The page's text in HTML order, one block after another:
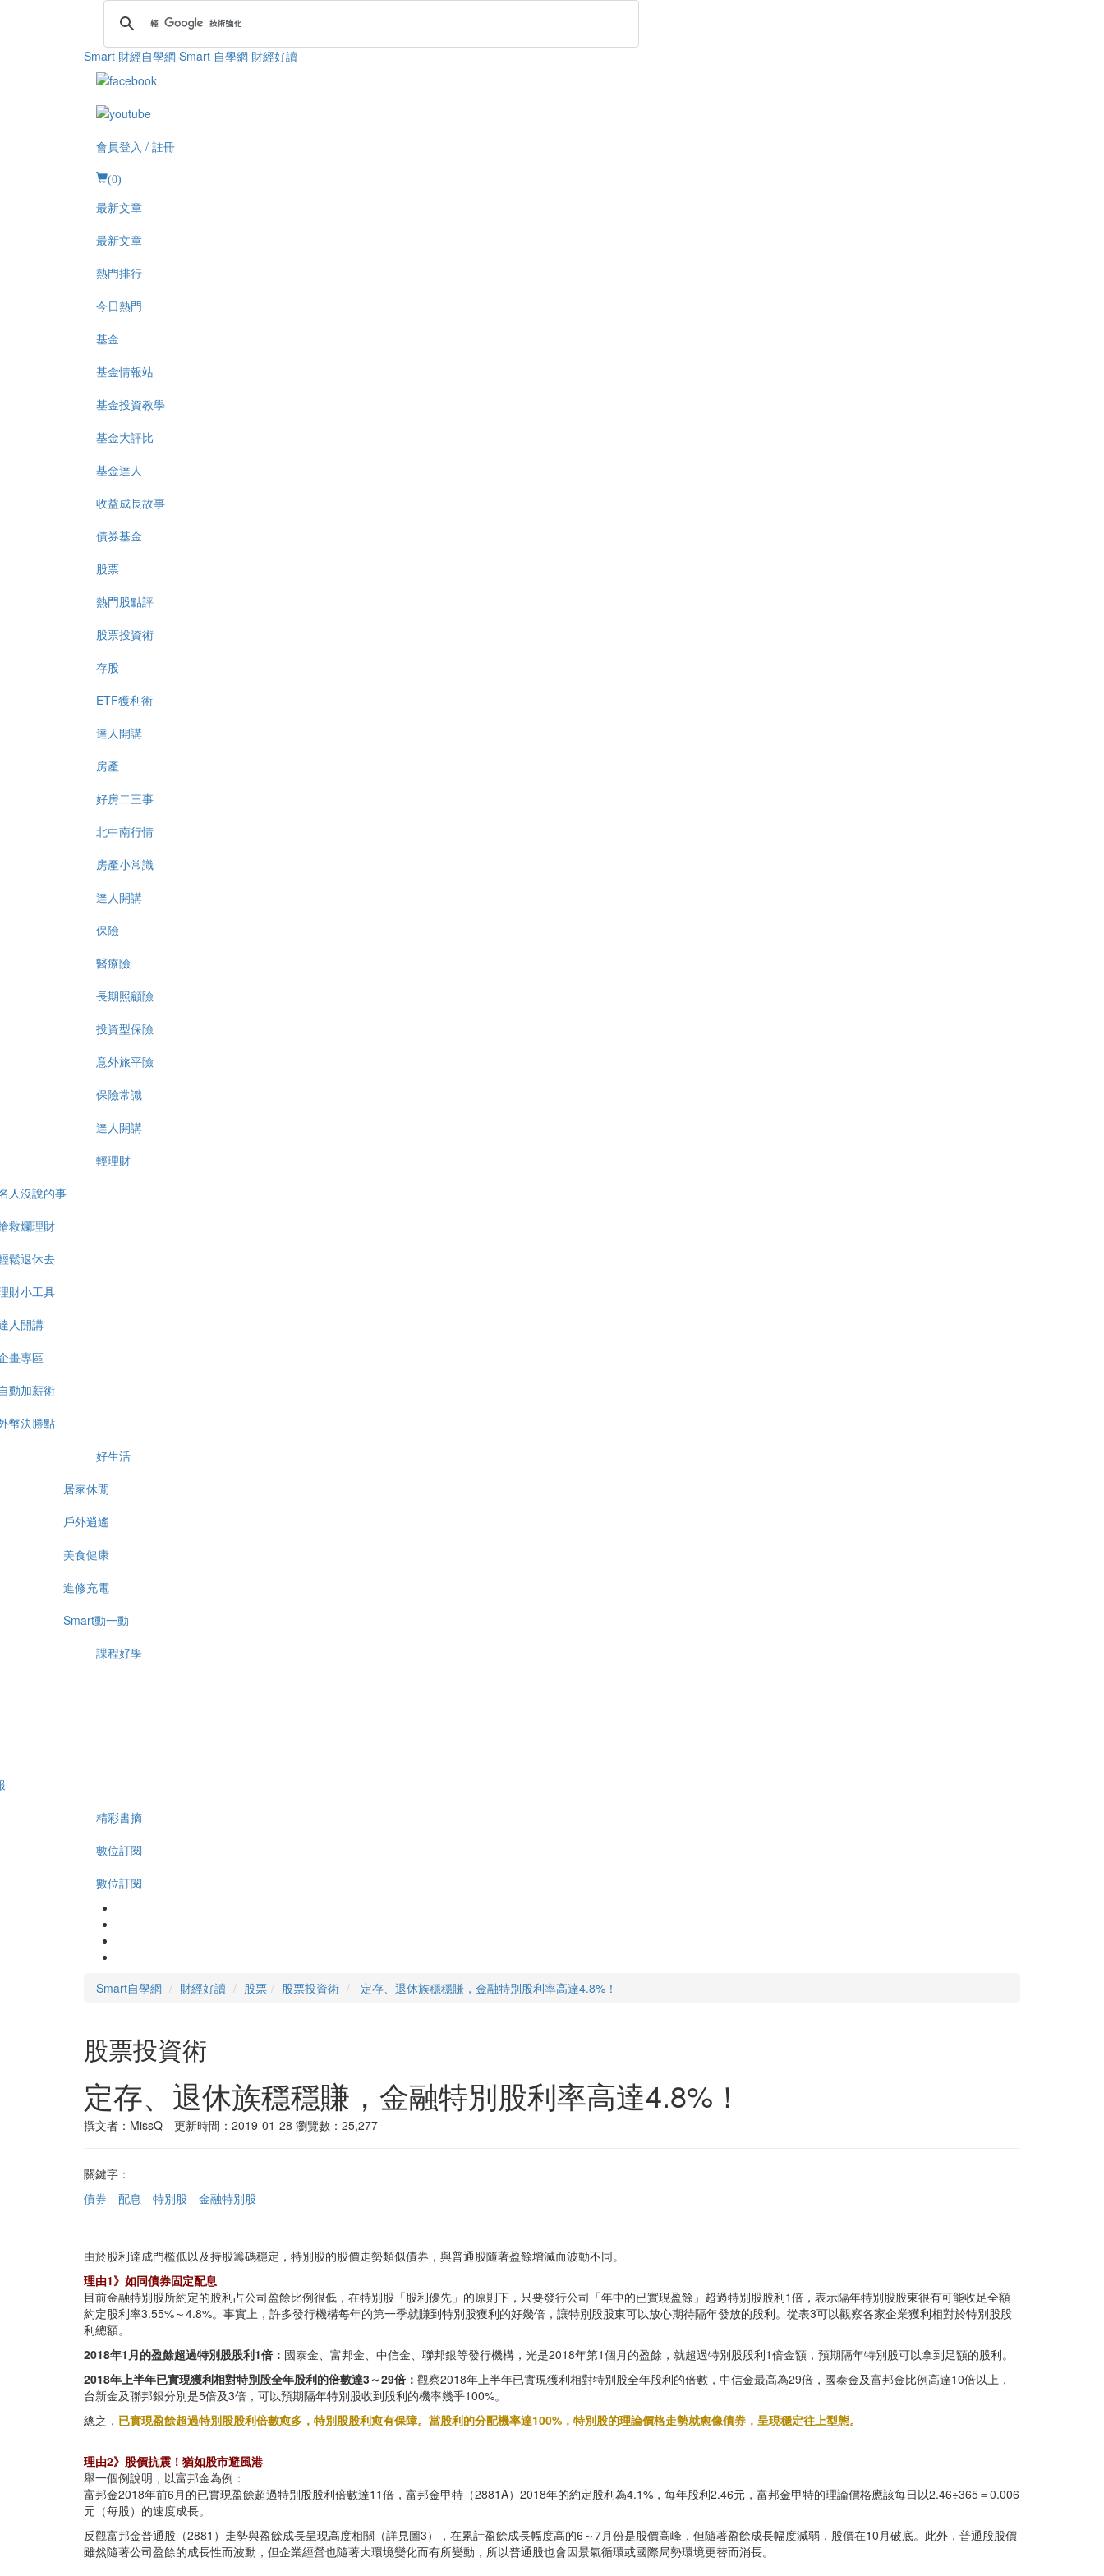
Smart 財經自學網 Smart 自學網 財經好讀
會員登入 / 註冊
(0)
最新文章
最新文章
熱門排行
今日熱門
基金
基金情報站
基金投資教學
基金大評比
基金達人
收益成長故事
債券基金
股票
熱門股點評
股票投資術
存股
ETF獲利術
達人開講
房產
好房二三事
北中南行情
房產小常識
達人開講
保險
醫療險
長期照顧險
投資型保險
意外旅平險
保險常識
達人開講
輕理財
人沒說的事
救爛理財
鬆退休去
財小工具
人開講
畫專區
動加薪術
幣決勝點
好生活
居家休閒
戶外逍遙
美食健康
進修充電
Smart動一動
課程好學
精彩書摘
數位訂閱
數位訂閱
Smart自學網 財經好讀 股票 股票投資術 定存、退休族穩穩賺，金融特別股利率高達4.8%！
股票投資術
定存、退休族穩穩賺，金融特別股利率高達4.8%！
撰文者：MissQ 更新時間：2019-01-28 瀏覽數：25,277
關鍵字：
債券
配息 特別股 金融特別股
由於股利達成門檻低以及持股籌碼穩定，特別股的股價走勢類似債券，與普通股隨著盈餘增減而波動不同。
理由1》如同債券固定配息
目前金融特別股所約定的股利占公司盈餘比例很低，在特別股「股利優先」的原則下，只要發行公司「年中的已實現盈餘」超過特別股股利1倍，表示隔年特別股股東很有可能收足全額
約定股利率3.55%～4.8%。事實上，許多發行機構每年的第一季就賺到特別股獲利的好幾倍，讓特別股股東可以放心期待隔年發放的股利。從表3可以觀察各家企業獲利相對於特別股股
利總額。
2018年1月的盈餘超過特別股股利1倍： 國泰金、富邦金、中信金、聯邦銀等發行機構，光是2018年第1個月的盈餘，就超過特別股股利1倍金額，預期隔年特別股可以拿到足額的股利。
2018年上半年已實現獲利相對特別股全年股利的倍數達3～29倍： 觀察2018年上半年已實現獲利相對特別股全年股利的倍數，中信金最高為29倍，國泰金及富邦金比例高達10倍以上，
台新金及聯邦銀分別是5倍及3倍，可以預期隔年特別股收到股利的機率幾乎100%。
總之， 已實現盈餘超過特別股股利倍數愈多，特別股股利愈有保障。當股利的分配機率達100%，特別股的理論價格走勢就愈像債券，呈現穩定往上型態。
理由2》股價抗震！猶如股市避風港
舉一個例說明，以富邦金為例：
富邦金2018年前6月的已實現盈餘超過特別股股利倍數達11倍，富邦金甲特（2881A）2018年的約定股利為4.1%，每年股利2.46元，富邦金甲特的理論價格應該每日以2.46÷365＝0.006
元（每股）的速度成長。
反觀富邦金普通股（2881）走勢與盈餘成長呈現高度相關（詳見圖3），在累計盈餘成長幅度高的6～7月份是股價高峰，但隨著盈餘成長幅度減弱，股價在10月破底。此外，普通股股價
雖然隨著公司盈餘的成長性而波動，但企業經營也隨著大環境變化而有所變動，所以普通股也會因景氣循環或國際局勢環境更替而消長。